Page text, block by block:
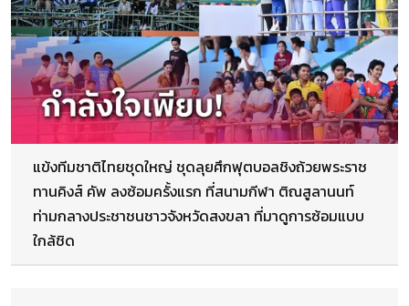
แข้งทีมชาติไทยชุดใหญ่ ชุดลุยศึกฟุตบอลชิงถ้วยพระราช
ทานคิงส์ คัพ ลงซ้อมครั้งแรก ที่สนามกีฬา ติณสูลานนท์
ท่ามกลางประชาชนชาวจังหวัดสงขลา ที่มาดูการซ้อมแบบ
ใกล้ชิด